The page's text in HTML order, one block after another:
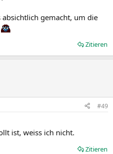
gemacht, um die
Zitieren
#49
ist, weiss ich nicht.
Zitieren